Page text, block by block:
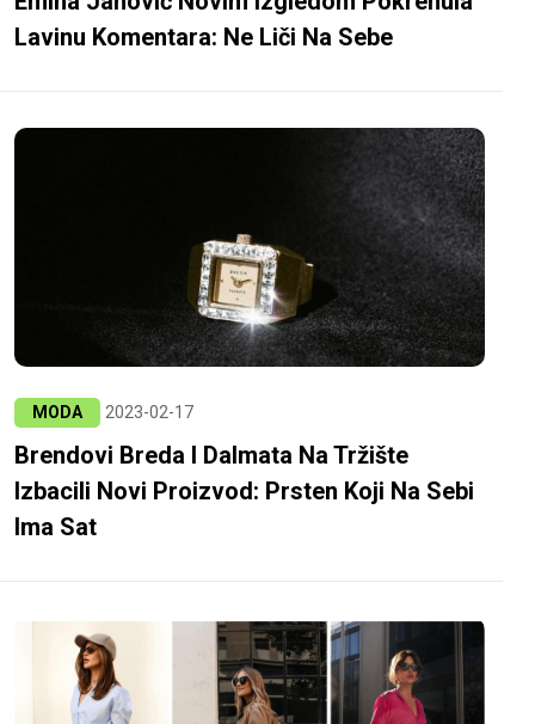
Lavinu Komentara: Ne Liči Na Sebe
MODA 2023-02-17
Brendovi Breda I Dalmata Na Tržište
Izbacili Novi Proizvod: Prsten Koji Na Sebi
Ima Sat